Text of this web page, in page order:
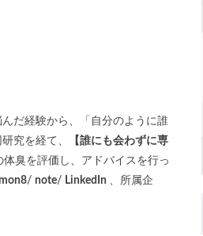
だ経験から、「自分のように誰
究を経て、
【誰にも会わずに専
臭を評価し、アドバイスを行っ
/ note/ LinkedIn 、所属企